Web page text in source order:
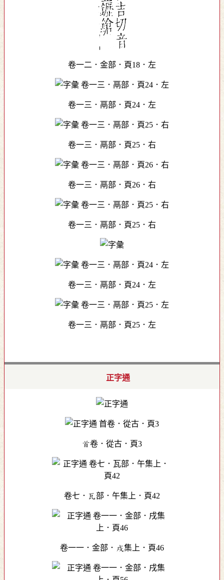
卷一二．金部．頁18．左
卷一三．鬲部．頁24．左
卷一三．鬲部．頁25．右
卷一三．鬲部．頁26．右
卷一三．鬲部．頁25．右
卷一三．鬲部．頁24．左
卷一三．鬲部．頁25．左
正字通
首卷．從古．頁3
卷七．瓦部．午集上．頁42
卷一一．金部．戌集上．頁46